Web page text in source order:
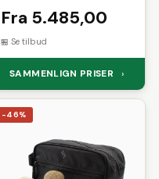
Fra 5.485,00
Se tilbud
SAMMENLIGN PRISER ›
-46%